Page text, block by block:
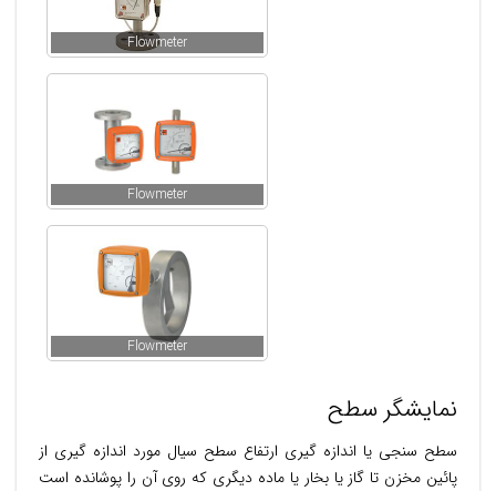
Flowmeter
Flowmeter
Flowmeter
نمایشگر سطح
سطح سنجی یا اندازه گیری ارتفاع سطح سیال مورد اندازه گیری از
پائین مخزن تا گاز یا بخار یا ماده دیگری که روی آن را پوشانده است